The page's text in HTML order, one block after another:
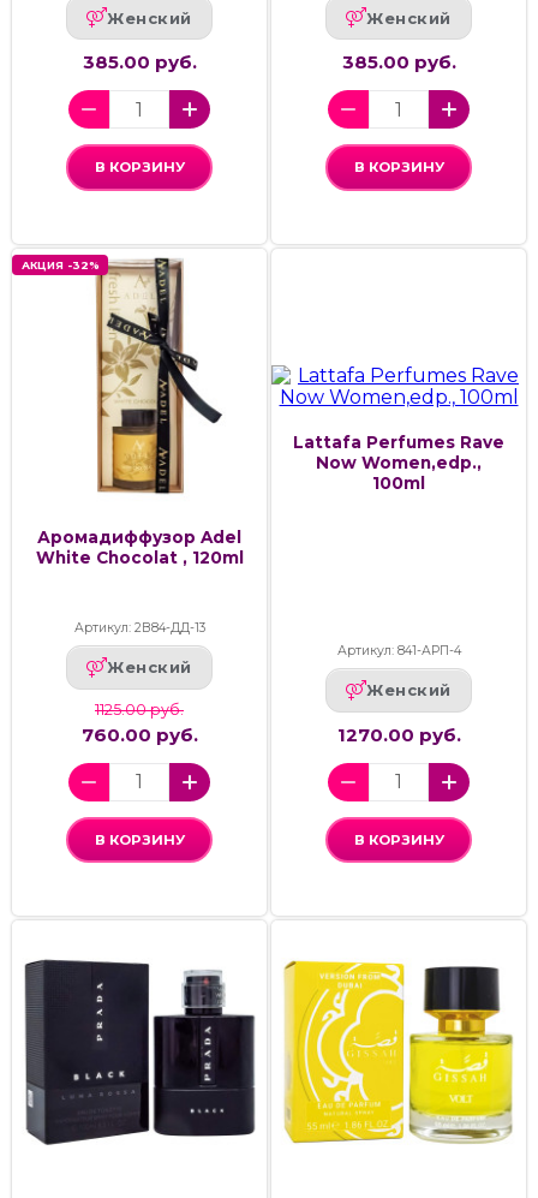
Женский
385.00 руб.
В КОРЗИНУ
Женский
385.00 руб.
В КОРЗИНУ
АКЦИЯ -32%
Аромадиффузор Adel
White Chocolat , 120ml
Артикул: 2В84-ДД-13
Женский
1125.00 руб.
760.00 руб.
В КОРЗИНУ
Lattafa Perfumes Rave
Now Women,edp.,
100ml
Артикул: 841-АРП-4
Женский
1270.00 руб.
В КОРЗИНУ